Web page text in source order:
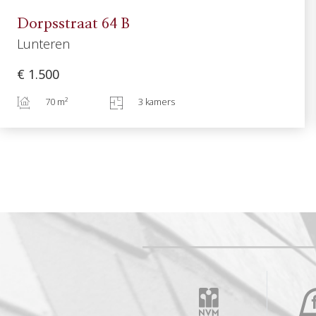
Dorpsstraat 64 B
Lunteren
€ 1.500
70 m² 3 kamers